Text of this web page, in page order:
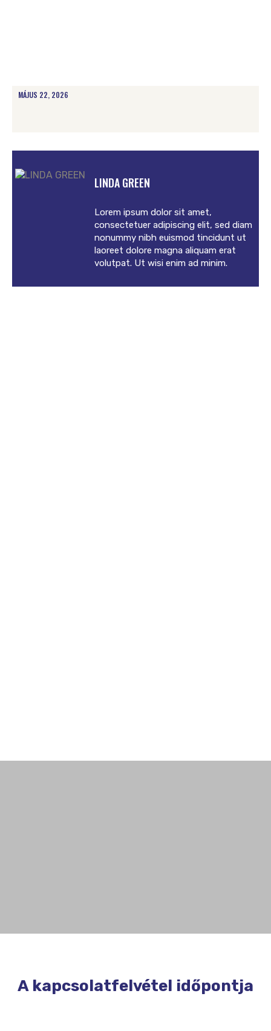
MÁJUS 22, 2026
LINDA GREEN
Lorem ipsum dolor sit amet,
consectetuer adipiscing elit, sed diam
nonummy nibh euismod tincidunt ut
laoreet dolore magna aliquam erat
volutpat. Ut wisi enim ad minim.
A kapcsolatfelvétel időpontja